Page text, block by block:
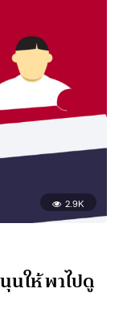
2.9K
นให้ พาไปดู